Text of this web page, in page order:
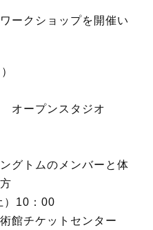
ークショップを開催い
オープンスタジオ
グトムのメンバーと体
）10：00
館チケットセンター